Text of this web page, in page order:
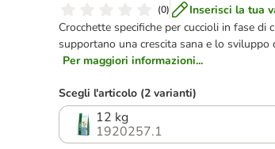
(0)
Inserisci la tua
Crocchette specifiche per cuccioli in fase di
supportano una crescita sana e lo
Per maggiori informazioni...
Scegli l'articolo (2 varianti)
12 kg
1920257.1